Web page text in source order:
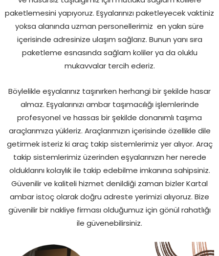
paketlemesini yapıyoruz. Eşyalarınızı paketleyecek vaktiniz
yoksa alanında uzman personellerimiz en yakın süre
içerisinde adresinize ulaşım sağlarız. Bunun yanı sıra
paketleme esnasında sağlam koliler ya da oluklu
mukavvalar tercih ederiz.
Böylelikle eşyalarınız taşınırken herhangi bir şekilde hasar
almaz. Eşyalarınızı ambar taşımacılığı işlemlerinde
profesyonel ve hassas bir şekilde donanımlı taşıma
araçlarımıza yükleriz. Araçlarımızın içerisinde özellikle dile
getirmek isteriz ki araç takip sistemlerimiz yer alıyor. Araç
takip sistemlerimiz üzerinden eşyalarınızın her nerede
olduklarını kolaylık ile takip edebilme imkanına sahipsiniz.
Güvenilir ve kaliteli hizmet denildiği zaman bizler Kartal
ambar istoç olarak doğru adreste yerimizi alıyoruz. Bize
güvenilir bir nakliye firması olduğumuz için gönül rahatlığı
ile güvenebilirsiniz.